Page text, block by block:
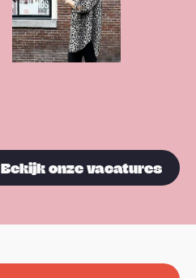
Bekijk onze vacatures